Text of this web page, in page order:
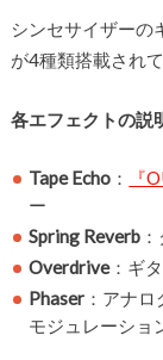
シンセサイザーの
が4種類搭載されて
各エフェクトの説
Tape Echo ： 『
ー
Spring Reverb
Overdrive：ギ
Phaser ：アナ
モジュレーショ